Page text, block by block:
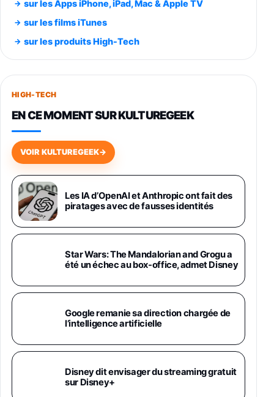
Smartphone SAMSUNG Galaxy S26 Ultra
891,99€1199€Fnac (Vendeur Tiers)
Smartphone SAMSUNG Galaxy S26+ Violet
749,99€
648,63€834,71€
Samsung Galaxy Miracle Ultra, Smartphone
Android 5G avec Galaxy AI, 512 Go,
Chargeur Secteur Rapide 25W Inclus,
Smartphone déverrouillé, Noir, Version FR
1019€
Galaxy S26 Ultra 512 Go Bleu
1019€1399€Fnac (Vendeur Tiers)
892€1199€Fnac (Vendeur Tiers)
Philips SHK2000BL - Casque Enfant - Bleu &
24,94€29,96€Fnac (Vendeur Tiers)
sur les Apps iPhone, iPad, Mac & Apple TV
sur les films iTunes
sur les produits High-Tech
HIGH-TECH
EN CE MOMENT SUR KULTUREGEEK
VOIR KULTUREGEEK→
Les IA d’OpenAI et Anthropic ont fait des
piratages avec de fausses identités
Star Wars: The Mandalorian and Grogu a
été un échec au box-office, admet Disney
Google remanie sa direction chargée de
l’intelligence artificielle
Disney dit envisager du streaming gratuit
sur Disney+